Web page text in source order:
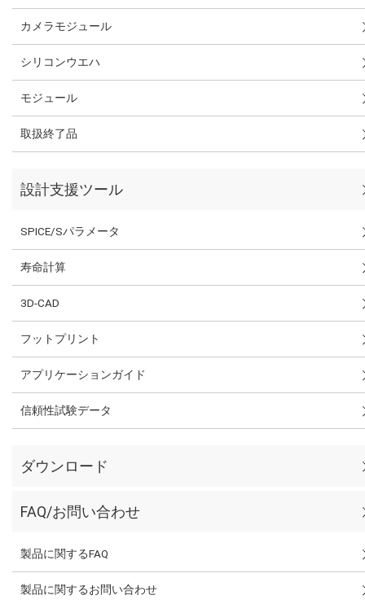
カメラモジュール
シリコンウエハ
モジュール
取扱終了品
設計支援ツール
SPICE/Sパラメータ
寿命計算
3D-CAD
フットプリント
アプリケーションガイド
信頼性試験データ
ダウンロード
FAQ/お問い合わせ
製品に関するFAQ
製品に関するお問い合わせ